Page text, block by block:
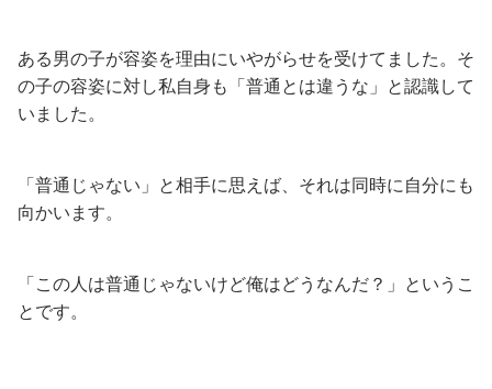
ある男の子が容姿を理由にいやがらせを受けてました。そ
の子の容姿に対し私自身も「普通とは違うな」と認識して
いました。
「普通じゃない」と相手に思えば、それは同時に自分にも
向かいます。
「この人は普通じゃないけど俺はどうなんだ？」というこ
とです。